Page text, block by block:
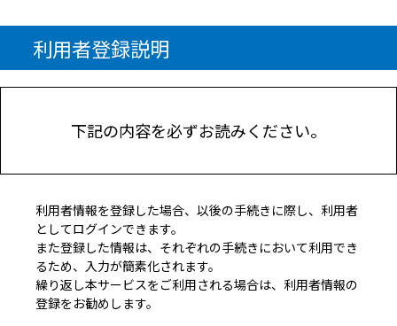
利用者登録説明
下記の内容を必ずお読みください。
利用者情報を登録した場合、以後の手続きに際し、利用者
としてログインできます。
また登録した情報は、それぞれの手続きにおいて利用でき
るため、入力が簡素化されます。
繰り返し本サービスをご利用される場合は、利用者情報の
登録をお勧めします。